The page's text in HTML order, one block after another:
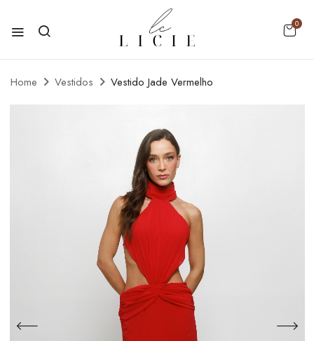
0
Home Vestidos Vestido Jade Vermelho